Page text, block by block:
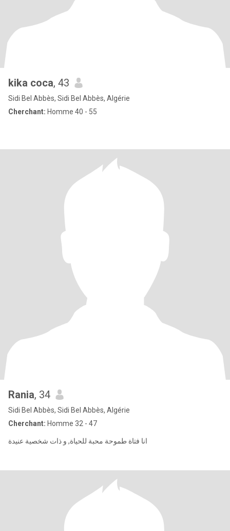
kika coca, 43
Sidi Bel Abbès, Sidi Bel Abbès, Algérie
Cherchant: Homme 40 - 55
Rania, 34
Sidi Bel Abbès, Sidi Bel Abbès, Algérie
Cherchant: Homme 32 - 47
انا فتاة طموحة محبة للحياة, و ذات شخصية عنيدة